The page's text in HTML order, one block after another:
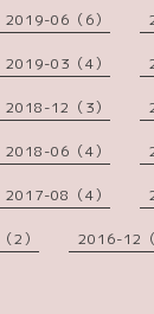
2019-06（6）
2019-03（4）
2018-12（3）
2018-06（4）
2017-08（4）
2） 2016-12（